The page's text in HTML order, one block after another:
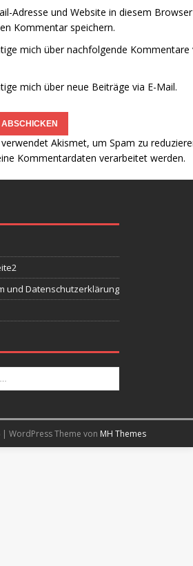
Adresse und Website in diesem
Kommentar speichern.
mich über nachfolgende Kommentare
mich über neue Beiträge via E-Mail.
Akismet, um Spam zu
Kommentardaten verarbeitet werden.
und Datenschutzerklärung
WordPress Theme von MH Themes